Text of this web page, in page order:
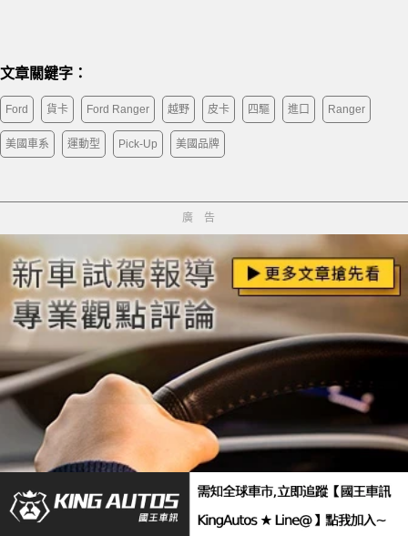
文章關鍵字：
Ford 貨卡 Ford Ranger 越野 皮卡 四驅 進口 Ranger
美國車系 運動型 Pick-Up 美國品牌
廣告